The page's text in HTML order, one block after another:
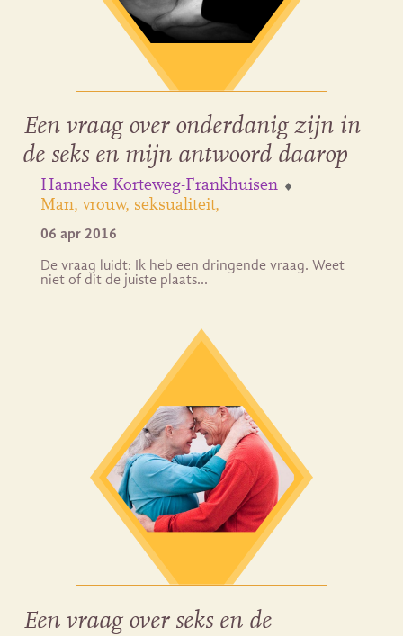
Een vraag over onderdanig zijn in
de seks en mijn antwoord daarop
Hanneke Korteweg-Frankhuisen
Man, vrouw, seksualiteit
06 apr 2016
De vraag luidt: Ik heb een dringende vraag. Weet
niet of dit de juiste plaats…
Een vraag over seks en de